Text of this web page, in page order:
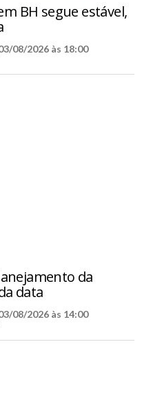
BH segue estável,
08/2026 às 18:00
da
data
08/2026 às 14:00